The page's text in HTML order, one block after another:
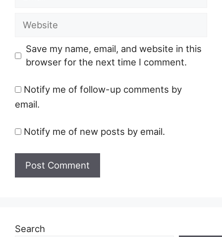
Website
Save my name, email, and website in this
browser for the next time I comment.
Notify me of follow-up comments by
email.
Notify me of new posts by email.
Search